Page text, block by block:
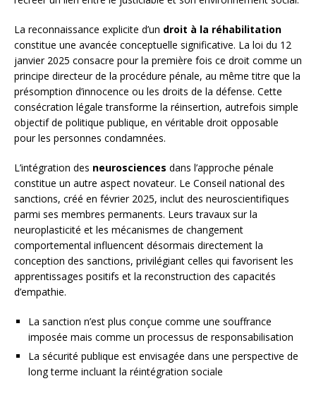
La reconnaissance explicite d’un droit à la réhabilitation
constitue une avancée conceptuelle significative. La loi du 12
janvier 2025 consacre pour la première fois ce droit comme un
principe directeur de la procédure pénale, au même titre que la
présomption d’innocence ou les droits de la défense. Cette
consécration légale transforme la réinsertion, autrefois simple
objectif de politique publique, en véritable droit opposable
pour les personnes condamnées.
L’intégration des neurosciences dans l’approche pénale
constitue un autre aspect novateur. Le Conseil national des
sanctions, créé en février 2025, inclut des neuroscientifiques
parmi ses membres permanents. Leurs travaux sur la
neuroplasticité et les mécanismes de changement
comportemental influencent désormais directement la
conception des sanctions, privilégiant celles qui favorisent les
apprentissages positifs et la reconstruction des capacités
d’empathie.
La sanction n’est plus conçue comme une souffrance
imposée mais comme un processus de responsabilisation
La sécurité publique est envisagée dans une perspective de
long terme incluant la réintégration sociale